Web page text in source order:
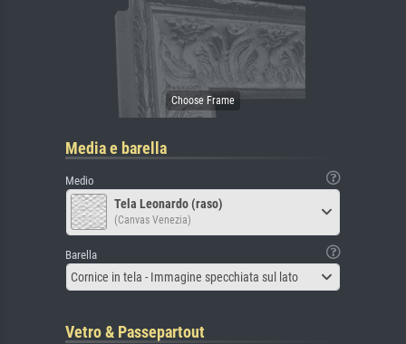
Media e barella
Medio
Tela Leonardo (raso)
(Canvas Venezia)
Barella
Cornice in tela - Immagine specchiata sul lato
Vetro & Passepartout